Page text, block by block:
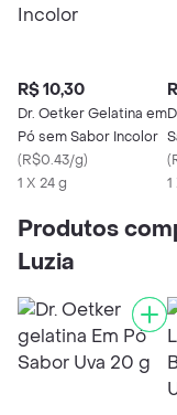
R$ 10,30
Dr. Oetker Gelatina em
Pó sem Sabor Incolor
(R$0.43/g)
1 X 24 g
(
Produtos
Luzia